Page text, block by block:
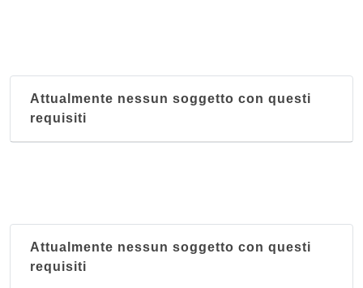
Attualmente nessun soggetto con questi
requisiti
Attualmente nessun soggetto con questi
requisiti